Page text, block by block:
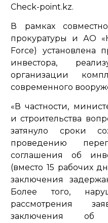
Check-point.kz.
В рамках
прокуратуры и АО
Force) установлена
инвестора,
организации
современного
«В частности,
и строительства
затянуло сроки
проведению
соглашения об
(вместо 15 рабочих
заключения
Более того,
рассмотрения
заключения об